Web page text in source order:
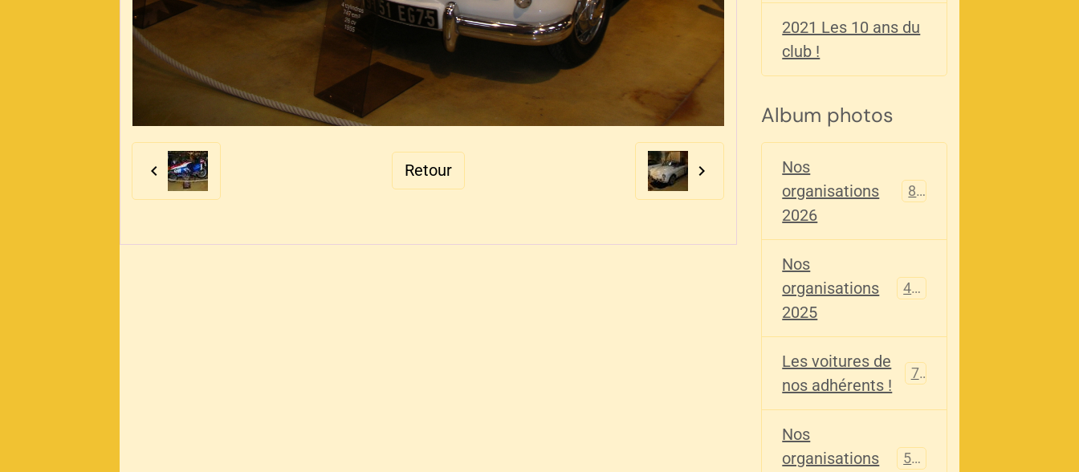
Retour
2021 Les 10 ans du
club !
Album photos
Nos
organisations
2026
82
Nos
organisations
2025
405
Les voitures de
nos adhérents !
73
Nos
organisations
587